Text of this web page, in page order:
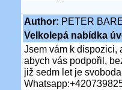
Author: PETER
Velkolepá nabídka
Jsem vám k dispozici,
abych vás podpořil,
již sedm let je